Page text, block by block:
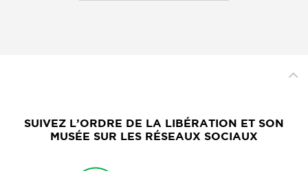
SUIVEZ L’ORDRE DE LA LIBÉRATION ET SON
MUSÉE SUR LES RÉSEAUX SOCIAUX